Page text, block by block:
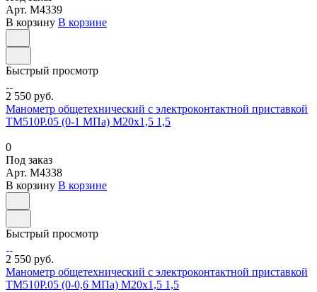
Арт. M4339
В корзину В корзине
Быстрый просмотр
2 550 руб.
Манометр общетехнический с электроконтактной приставкой
ТМ510Р.05 (0-1 МПа) М20х1,5 1,5
0
Под заказ
Арт. M4338
В корзину В корзине
Быстрый просмотр
2 550 руб.
Манометр общетехнический с электроконтактной приставкой
ТМ510Р.05 (0-0,6 МПа) М20х1,5 1,5